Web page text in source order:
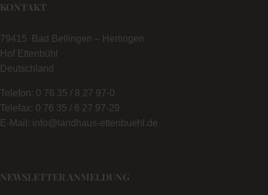
KONTAKT
79415 Bad Bellingen – Hertingen
Hof Ettenbühl
Deutschland
Telefon: 0 76 35 / 8 27 97-0
Telefax: 0 76 35 / 8 27 97-29
E-Mail: info@landhaus-ettenbuehl.de
NEWSLETTER ANMELDUNG